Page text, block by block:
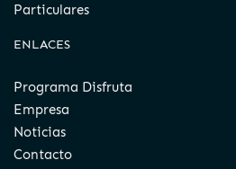
Particulares
ENLACES
Programa Disfruta
Empresa
Noticias
Contacto